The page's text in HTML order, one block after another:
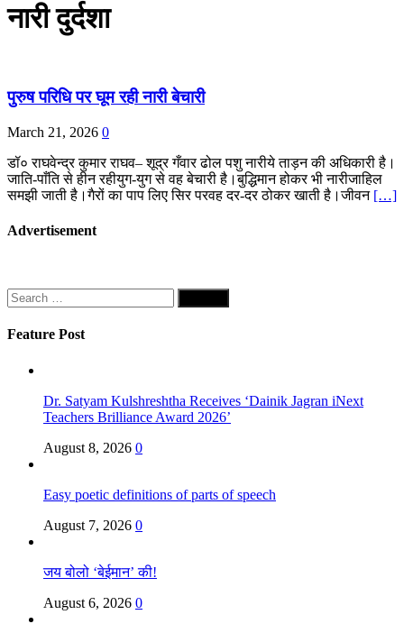
नारी दुर्दशा
पुरुष परिधि पर घूम रही नारी बेचारी
March 21, 2026 0
डॉ० राघवेन्द्र कुमार राघव– शूद्र गँवार ढोल पशु नारीये ताड़न की अधिकारी है।
जाति-पाँति से हीन रहीयुग-युग से वह बेचारी है।बुद्धिमान होकर भी नारीजाहिल
समझी जाती है।गैरों का पाप लिए सिर परवह दर-दर ठोकर खाती है।जीवन […]
Advertisement
Search
for:
Feature Post
Dr. Satyam Kulshreshtha Receives ‘Dainik Jagran iNext
Teachers Brilliance Award 2026’
August 8, 2026 0
Easy poetic definitions of parts of speech
August 7, 2026 0
जय बोलो ‘बेईमान’ की!
August 6, 2026 0